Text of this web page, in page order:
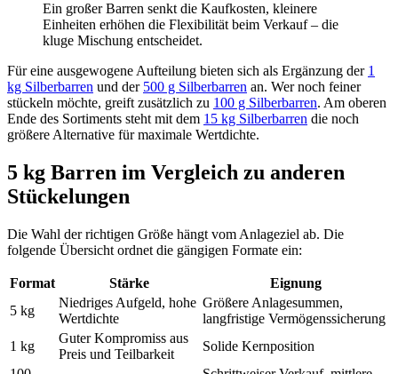
Ein großer Barren senkt die Kaufkosten, kleinere
Einheiten erhöhen die Flexibilität beim Verkauf – die
kluge Mischung entscheidet.
Für eine ausgewogene Aufteilung bieten sich als Ergänzung der 1
kg Silberbarren und der 500 g Silberbarren an. Wer noch feiner
stückeln möchte, greift zusätzlich zu 100 g Silberbarren. Am oberen
Ende des Sortiments steht mit dem 15 kg Silberbarren die noch
größere Alternative für maximale Wertdichte.
5 kg Barren im Vergleich zu anderen
Stückelungen
Die Wahl der richtigen Größe hängt vom Anlageziel ab. Die
folgende Übersicht ordnet die gängigen Formate ein:
Format Stärke
Eignung
5 kg
Niedriges Aufgeld, hohe
Wertdichte
Größere Anlagesummen,
langfristige Vermögenssicherung
1 kg
Guter Kompromiss aus
Preis und Teilbarkeit
Solide Kernposition